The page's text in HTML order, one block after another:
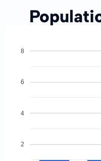
2
4
6
8